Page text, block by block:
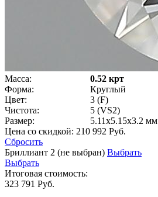
Масса:
0.52 крт
Форма:
Круглый
Цвет:
3 (F)
Чистота:
5 (VS2)
Размер:
5.11x5.15x3.2 мм
Цена со скидкой: 210 992 Руб.
Сбросить
Бриллиант 2 (не выбран) Выбрать
Выбрать
Итоговая стоимость:
323 791 Руб.